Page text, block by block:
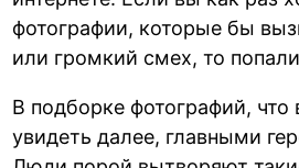
фотографии, которые бы
или громкий смех, то
В подборке фотографий,
увидеть далее, главными